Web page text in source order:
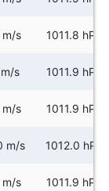
s 1011.8 hPa
s 1011.9 hPa
s 1011.9 hPa
m/s 1012.0 hPa
s 1011.9 hPa